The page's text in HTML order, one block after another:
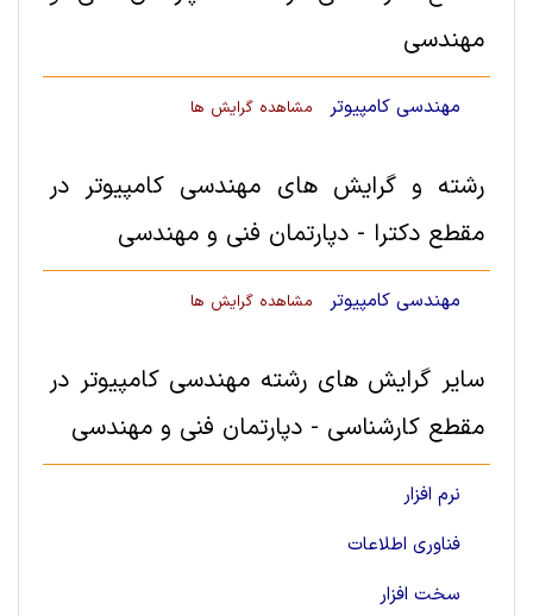
مهندسی
مهندسی کامپیوتر مشاهده گرایش ها
رشته و گرایش های مهندسی کامپیوتر در
مقطع دکترا - دپارتمان فنی و مهندسی
مهندسی کامپیوتر مشاهده گرایش ها
سایر گرایش های رشته مهندسی کامپیوتر در
مقطع کارشناسی - دپارتمان فنی و مهندسی
نرم افزار
فناوری اطلاعات
سخت ‌افزار